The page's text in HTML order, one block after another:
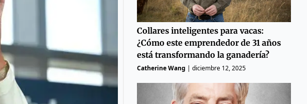
Collares inteligentes para vacas:
¿Cómo este emprendedor de 31 años
está transformando la ganadería?
Catherine Wang diciembre 12, 2025